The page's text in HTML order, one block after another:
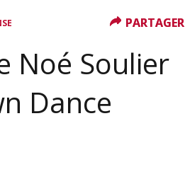
Noé Soulier
Dance
PARTAGER
PARTAGER